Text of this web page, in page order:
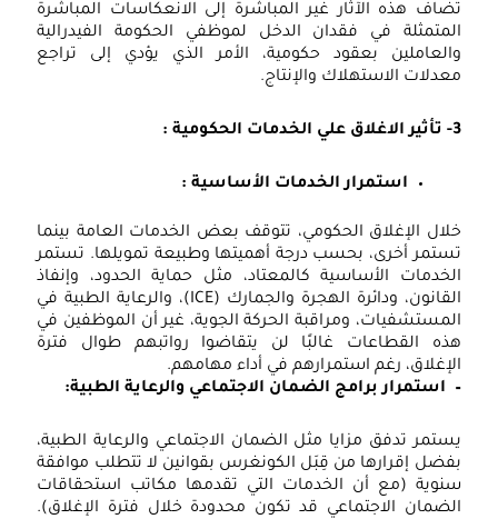
هذه الآثار غير المباشرة إلى الانعكاسات المباشرة
في فقدان الدخل لموظفي الحكومة الفيدرالية
بعقود حكومية، الأمر الذي يؤدي إلى تراجع
الاستهلاك والإنتاج.
استمرار الخدمات الأساسية :
الإغلاق الحكومي، تتوقف بعض الخدمات العامة بينما
أخرى، بحسب درجة أهميتها وطبيعة تمويلها. تستمر
الأساسية كالمعتاد، مثل حماية الحدود، وإنفاذ
القانون، ودائرة الهجرة والجمارك (ICE)، والرعاية الطبية في
ومراقبة الحركة الجوية، غير أن الموظفين في
القطاعات غالبًا لن يتقاضوا رواتبهم طوال فترة
رغم استمرارهم في أداء مهامهم.
استمرار برامج الضمان الاجتماعي والرعاية الطبية:
تدفق مزايا مثل الضمان الاجتماعي والرعاية الطبية،
إقرارها من قِبَل الكونغرس بقوانين لا تتطلب موافقة
(مع أن الخدمات التي تقدمها مكاتب استحقاقات
الاجتماعي قد تكون محدودة خلال فترة الإغلاق).